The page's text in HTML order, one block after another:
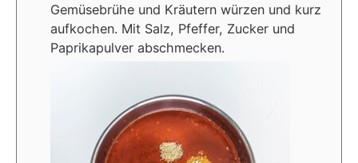
Gemüsebrühe und Kräutern würzen und kurz
aufkochen. Mit Salz, Pfeffer, Zucker und
Paprikapulver abschmecken.